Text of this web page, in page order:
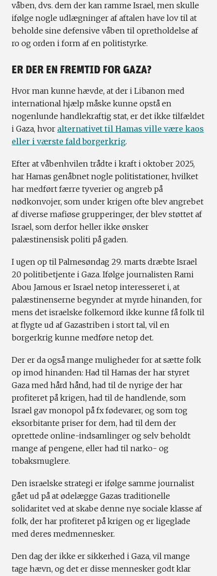
våben, dvs. dem der kan ramme Israel, men skulle
ifølge nogle udlægninger af aftalen have lov til at
beholde sine defensive våben til opretholdelse af
ro og orden i form af en politistyrke.
ER DER EN FREMTID FOR GAZA?
Hvor man kunne hævde, at der i Libanon med
international hjælp måske kunne opstå en
nogenlunde handlekraftig stat, er det ikke tilfældet
i Gaza, hvor alternativet til Hamas ville være kaos
eller i værste fald borgerkrig.
Efter at våbenhvilen trådte i kraft i oktober 2025,
har Hamas genåbnet nogle politistationer, hvilket
har medført færre tyverier og angreb på
nødkonvojer, som under krigen ofte blev angrebet
af diverse mafiøse grupperinger, der blev støttet af
Israel, som derfor heller ikke ønsker
palæstinensisk politi på gaden.
I ugen op til Palmesøndag 29. marts dræbte Israel
20 politibetjente i Gaza. Ifølge journalisten Rami
Abou Jamous er Israel netop interesseret i, at
palæstinenserne begynder at myrde hinanden, for
mens det israelske folkemord ikke kunne få folk til
at flygte ud af Gazastriben i stort tal, vil en
borgerkrig kunne medføre netop det.
Der er da også mange muligheder for at sætte folk
op imod hinanden: Had til Hamas der har styret
Gaza med hård hånd, had til de nyrige der har
profiteret på krigen, had til de handlende, som
Israel gav monopol på fx fødevarer, og som tog
eksorbitante priser for dem, had til dem der
oprettede online-indsamlinger og selv beholdt
mange af pengene, eller had til narko- og
tobaksmuglere.
Den israelske strategi er ifølge samme journalist
gået ud på at ødelægge Gazas traditionelle
solidaritet ved at skabe denne nye sociale klasse af
folk, der har profiteret på krigen og er ligeglade
med deres medmennesker.
Den dag der ikke er sikkerhed i Gaza, vil mange
tage hævn, og det er disse mennesker godt klar